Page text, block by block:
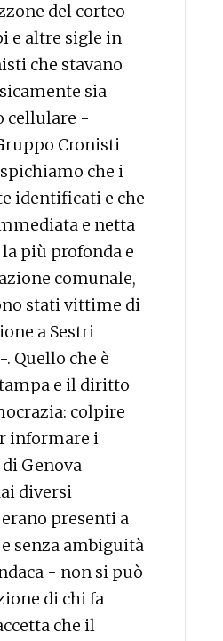
del corteo
e altre sigle in
che stavano
sia
cellulare -
Cronisti
che i
identificati e che
e netta
più profonda e
comunale,
stati vittime di
a Sestri
Quello che è
e il diritto
colpire
informare i
Genova
diversi
presenti a
senza ambiguità
- non si può
di chi fa
che il